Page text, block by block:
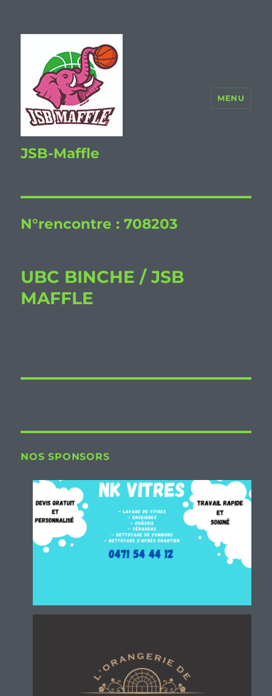
JSB-Maffle
MENU
N°rencontre :708203
UBC BINCHE / JSB
MAFFLE
NOS SPONSORS